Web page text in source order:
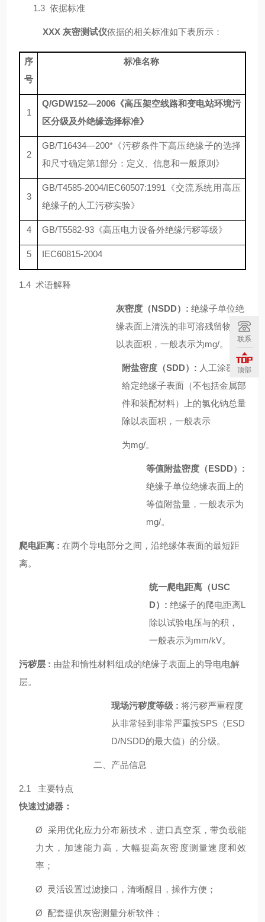
1.3 依据标准
XXX 灰密测试仪依据的相关标准如下表所示：
序
号
标准名称
1
Q/GDW152—2006 《高压架空线路和变电站环境污
区分级及外绝缘选择标准》
2
GB/T16434—200*《污秽条件下高压绝缘子的选择
和尺寸确定第1部分：定义、信息和一般原则》
3
GB/T4585-2004/IEC60507:1991《交流系统用高压
绝缘子的人工污秽实验》
4 GB/T5582-93《高压电力设备外绝缘污秽等级》
5 IEC60815-2004
1.4 术语解释
灰密度 （NSDD） : 绝缘子单位绝
缘表面上清洗的非可溶残留物除
以表面积，一般表示为mg/。
附盐密度（SDD）: 人工涂覆于
给定绝缘子表面（不包括金属部
件和装配材料）上的氯化钠总量
除以表面积，一般表示
为mg/。
等值附盐密度（ESDD）:
绝缘子单位绝缘表面上的
等值附盐量，一般表示为
mg/。
爬电距离 : 在两个导电部分之间，沿绝缘体表面的最短距
离。
统一爬电距离（USC
D）: 绝缘子的爬电距离L
除以试验电压与的积，
一般表示为mm/kV。
污秽层 : 由盐和惰性材料组成的绝缘子表面上的导电电解
层。
现场污秽度等级 : 将污秽严重程度
从非常轻到非常严重按SPS（ESD
D/NSDD的最大值）的分级。
二、产品信息
2.1 主要特点
快速过滤器 ：
Ø 采用优化应力分布新技术，进口真空泵，带负载能
力大，加速能力高，大幅提高灰密度测量速度和效
率；
Ø 灵活设置过滤接口，清晰醒目，操作方便；
Ø 配套提供灰密测量分析软件；
联系
顶部